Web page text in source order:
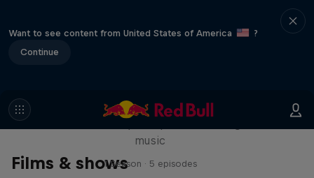
Want to see content from United States of America
?
Continue
Films & shows
Diggin' in the Carts
music
1 Season · 5 episodes